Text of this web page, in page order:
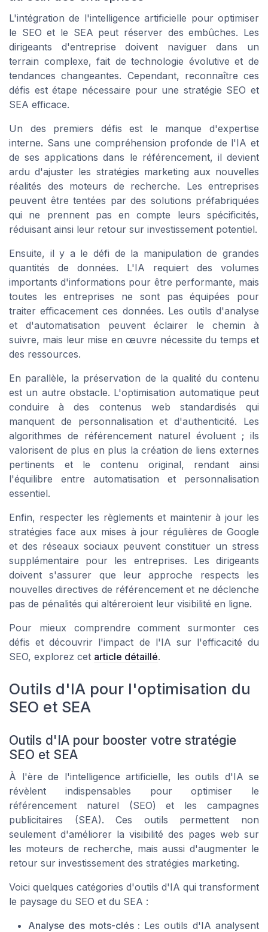
L'intégration de l'intelligence artificielle pour optimiser
le SEO et le SEA peut réserver des embûches. Les
dirigeants d'entreprise doivent naviguer dans un
terrain complexe, fait de technologie évolutive et de
tendances changeantes. Cependant, reconnaître ces
défis est étape nécessaire pour une stratégie SEO et
SEA efficace.
Un des premiers défis est le manque d'expertise
interne. Sans une compréhension profonde de l'IA et
de ses applications dans le référencement, il devient
ardu d'ajuster les stratégies marketing aux nouvelles
réalités des moteurs de recherche. Les entreprises
peuvent être tentées par des solutions préfabriquées
qui ne prennent pas en compte leurs spécificités,
réduisant ainsi leur retour sur investissement potentiel.
Ensuite, il y a le défi de la manipulation de grandes
quantités de données. L'IA requiert des volumes
importants d'informations pour être performante, mais
toutes les entreprises ne sont pas équipées pour
traiter efficacement ces données. Les outils d'analyse
et d'automatisation peuvent éclairer le chemin à
suivre, mais leur mise en œuvre nécessite du temps et
des ressources.
En parallèle, la préservation de la qualité du contenu
est un autre obstacle. L'optimisation automatique peut
conduire à des contenus web standardisés qui
manquent de personnalisation et d'authenticité. Les
algorithmes de référencement naturel évoluent ; ils
valorisent de plus en plus la création de liens externes
pertinents et le contenu original, rendant ainsi
l'équilibre entre automatisation et personnalisation
essentiel.
Enfin, respecter les règlements et maintenir à jour les
stratégies face aux mises à jour régulières de Google
et des réseaux sociaux peuvent constituer un stress
supplémentaire pour les entreprises. Les dirigeants
doivent s'assurer que leur approche respects les
nouvelles directives de référencement et ne déclenche
pas de pénalités qui altéreroient leur visibilité en ligne.
Pour mieux comprendre comment surmonter ces
défis et découvrir l'impact de l'IA sur l'efficacité du
SEO, explorez cet article détaillé.
Outils d'IA pour l'optimisation du
SEO et SEA
Outils d'IA pour booster votre stratégie
SEO et SEA
À l'ère de l'intelligence artificielle, les outils d'IA se
révèlent indispensables pour optimiser le
référencement naturel (SEO) et les campagnes
publicitaires (SEA). Ces outils permettent non
seulement d'améliorer la visibilité des pages web sur
les moteurs de recherche, mais aussi d'augmenter le
retour sur investissement des stratégies marketing.
Voici quelques catégories d'outils d'IA qui transforment
le paysage du SEO et du SEA :
Analyse des mots-clés : Les outils d'IA analysent